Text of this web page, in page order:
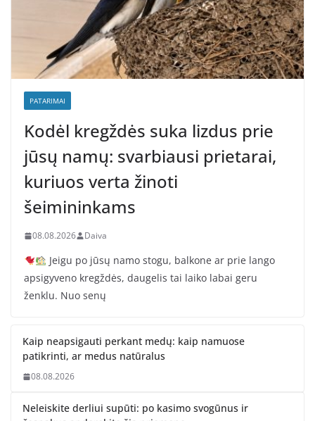
PATARIMAI
Kodėl kregždės suka lizdus prie
jūsų namų: svarbiausi prietarai,
kuriuos verta žinoti
šeimininkams
08.08.2026 Daiva
Jeigu po jūsų namo stogu, balkone ar prie lango
apsigyveno kregždės, daugelis tai laiko labai geru
ženklu. Nuo senų
Kaip neapsigauti perkant medų: kaip namuose
patikrinti, ar medus natūralus
08.08.2026
Neleiskite derliui supūti: po kasimo svogūnus ir